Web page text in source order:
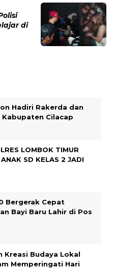
di
Hadiri Rakerda dan
Kabupaten Cilacap
LOMBOK TIMUR
SD KELAS 2 JADI
Bergerak Cepat
Bayi Baru Lahir di Pos
Kreasi Budaya Lokal
Memperingati Hari